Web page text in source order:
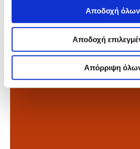
Αποδοχή όλων
Αποδοχή
Απόρριψη
του διαλόγου για τις υποκλοπές